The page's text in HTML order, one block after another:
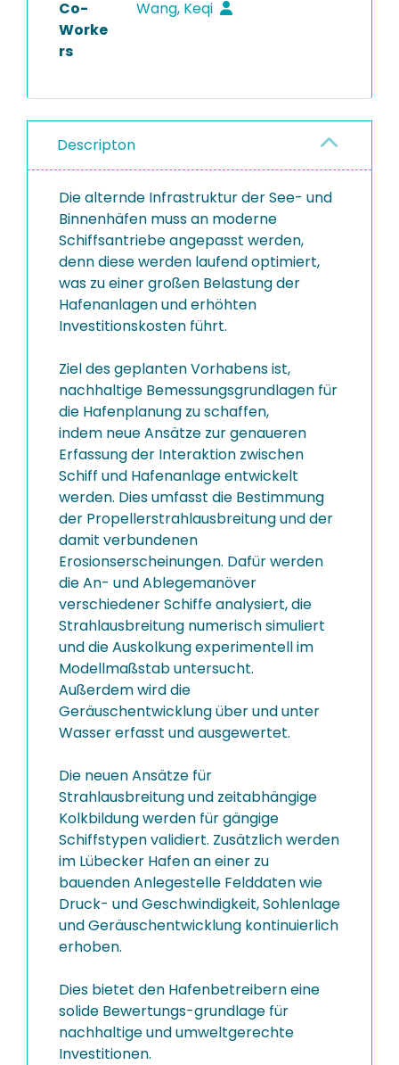
Co-
Worke
rs
Wang, Keqi
Descripton
Die alternde Infrastruktur der See- und
Binnenhäfen muss an moderne
Schiffsantriebe angepasst werden,
denn diese werden laufend optimiert,
was zu einer großen Belastung der
Hafenanlagen und erhöhten
Investitionskosten führt.
Ziel des geplanten Vorhabens ist,
nachhaltige Bemessungsgrundlagen für
die Hafenplanung zu schaffen,
indem neue Ansätze zur genaueren
Erfassung der Interaktion zwischen
Schiff und Hafenanlage entwickelt
werden. Dies umfasst die Bestimmung
der Propellerstrahlausbreitung und der
damit verbundenen
Erosionserscheinungen. Dafür werden
die An- und Ablegemanöver
verschiedener Schiffe analysiert, die
Strahlausbreitung numerisch simuliert
und die Auskolkung experimentell im
Modellmaßstab untersucht.
Außerdem wird die
Geräuschentwicklung über und unter
Wasser erfasst und ausgewertet.
Die neuen Ansätze für
Strahlausbreitung und zeitabhängige
Kolkbildung werden für gängige
Schiffstypen validiert. Zusätzlich werden
im Lübecker Hafen an einer zu
bauenden Anlegestelle Felddaten wie
Druck- und Geschwindigkeit, Sohlenlage
und Geräuschentwicklung kontinuierlich
erhoben.
Dies bietet den Hafenbetreibern eine
solide Bewertungs-grundlage für
nachhaltige und umweltgerechte
Investitionen.